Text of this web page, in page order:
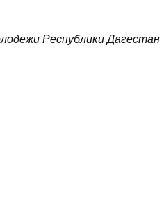
Республики Дагестан